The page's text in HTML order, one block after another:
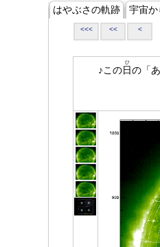
はやぶさの軌跡 宇宙か
<<< << <
♪この日
ひ
の「